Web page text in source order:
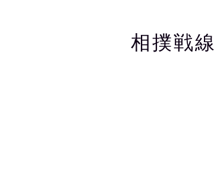
相撲戦線